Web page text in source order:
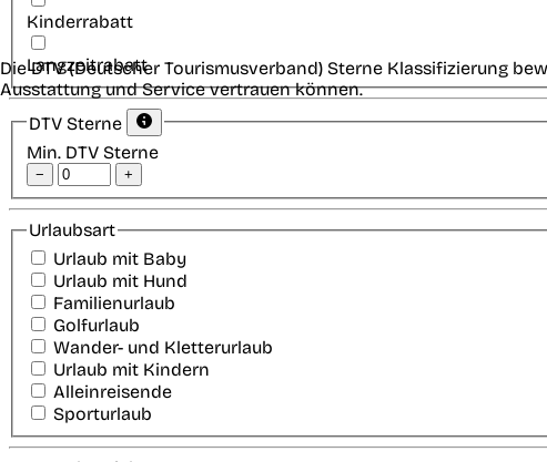
Kinderrabatt
Langzeitrabatt
DTV Sterne
Min. DTV Sterne
− +
Die DTV (Deutscher Tourismusverband) Sterne Klassifizierung
Ausstattung und Service vertrauen können.
Urlaubsart
Urlaub mit Baby
Urlaub mit Hund
Familienurlaub
Golfurlaub
Wander- und Kletterurlaub
Urlaub mit Kindern
Alleinreisende
Sporturlaub